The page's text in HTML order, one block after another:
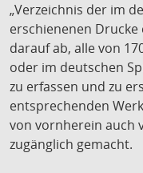
„Verzeichnis der im
erschienenen Drucke
darauf ab, alle von
oder im deutschen
zu erfassen und zu
entsprechenden
von vornherein auch
zugänglich gemacht.